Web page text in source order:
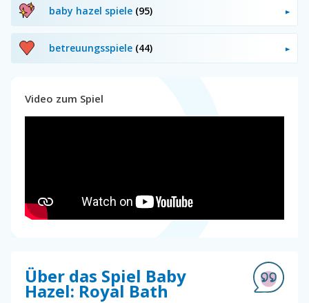
baby hazel spiele (95)
betreuungsspiele (44)
Video zum Spiel
Über das Spiel Baby
Hazel: Royal Bath